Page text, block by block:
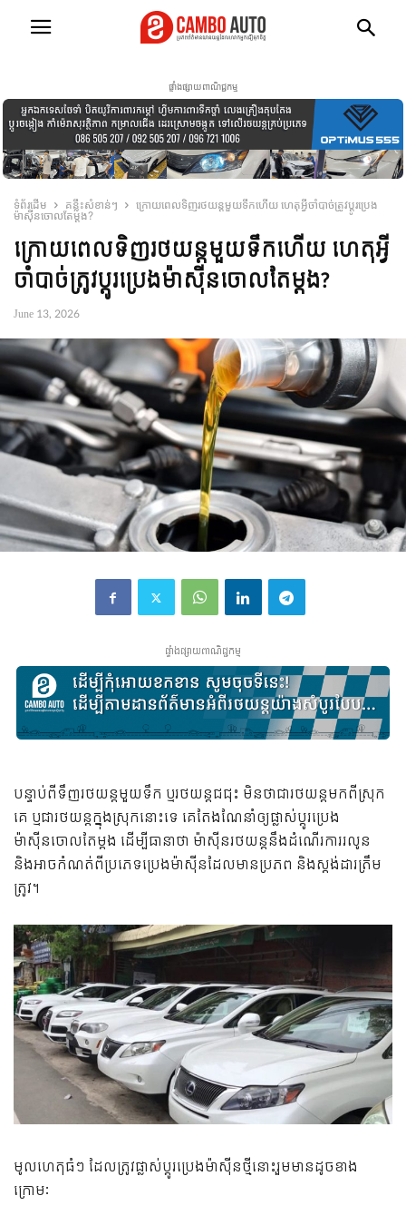
ផ្ទាំងផ្សាយពាណិជ្ជកម្ម
ទំព័រដើម គន្លឹះសំខាន់ៗ
ក្រោយពេលទិញរថយន្តមួយទឹកហើយ ហេតុអ្វីចាំបាច់ត្រូវប្តូរប្រេង
ម៉ាស៊ីនចោលតែម្តង?
ក្រោយពេលទិញរថយន្តមួយទឹកហើយ ហេតុអ្វី
ចាំបាច់ត្រូវប្តូរប្រេងម៉ាស៊ីនចោលតែម្តង?
June 13, 2026
ផ្ទាំងផ្សាយពាណិជ្ជកម្ម
បន្ទាប់ពីទឹញរថយន្តមួយទឹក ឬរថយន្តជជុះ មិនថាជារថយន្តមកពីស្រុក
គេ ឬជារថយន្តក្នុងស្រុកនោះទេ គេតែងណែនាំឲ្យផ្លាស់ប្តូរប្រេង
ម៉ាស៊ីនចោលតែម្តង ដើម្បីធានាថា ម៉ាស៊ីនរថយន្តនឹងដំណើរការរលូន
និងអាចកំណត់ពីប្រភេទប្រេងម៉ាស៊ីនដែលមានប្រភព និងស្តង់ដារត្រឹម
ត្រូវ។
មូលហេតុធំៗ ដែលត្រូវផ្លាស់ប្តូរប្រេងម៉ាស៊ីនថ្មីនោះរួមមានដូចខាង
ក្រោមៈ